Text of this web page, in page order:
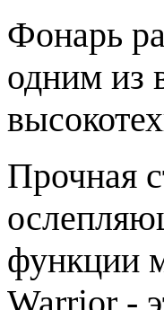
Фонарь
одним из
Прочная
функции